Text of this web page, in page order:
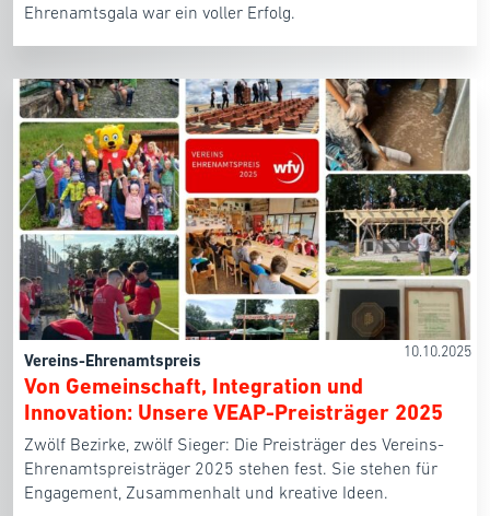
Ehrenamtsgala war ein voller Erfolg.
10.10.2025
Vereins-Ehrenamtspreis
Von Gemeinschaft, Integration und
Innovation: Unsere VEAP-Preisträger 2025
Zwölf Bezirke, zwölf Sieger: Die Preisträger des Vereins-
Ehrenamtspreisträger 2025 stehen fest. Sie stehen für
Engagement, Zusammenhalt und kreative Ideen.